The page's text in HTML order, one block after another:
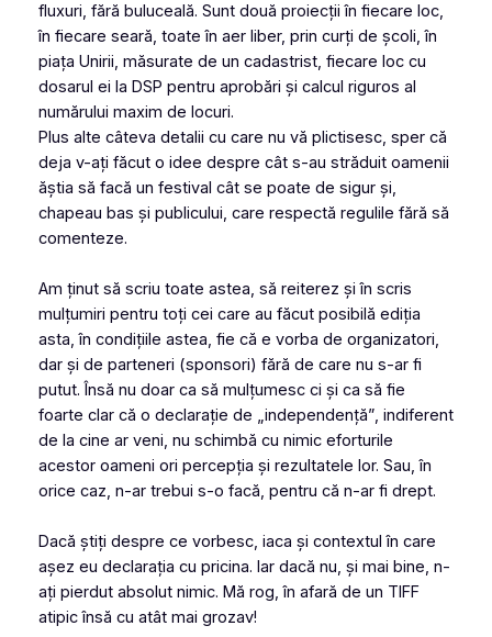
fluxuri, fără buluceală. Sunt două proiecții în fiecare loc,
în fiecare seară, toate în aer liber, prin curți de școli, în
piața Unirii, măsurate de un cadastrist, fiecare loc cu
dosarul ei la DSP pentru aprobări și calcul riguros al
numărului maxim de locuri.
Plus alte câteva detalii cu care nu vă plictisesc, sper că
deja v-ați făcut o idee despre cât s-au străduit oamenii
ăștia să facă un festival cât se poate de sigur și,
chapeau bas și publicului, care respectă regulile fără să
comenteze.
Am ținut să scriu toate astea, să reiterez și în scris
mulțumiri pentru toți cei care au făcut posibilă ediția
asta, în condițiile astea, fie că e vorba de organizatori,
dar și de parteneri (sponsori) fără de care nu s-ar fi
putut. Însă nu doar ca să mulțumesc ci și ca să fie
foarte clar că o declarație de „independență”, indiferent
de la cine ar veni, nu schimbă cu nimic eforturile
acestor oameni ori percepția și rezultatele lor. Sau, în
orice caz, n-ar trebui s-o facă, pentru că n-ar fi drept.
Dacă știți despre ce vorbesc, iaca și contextul în care
așez eu declarația cu pricina. Iar dacă nu, și mai bine, n-
ați pierdut absolut nimic. Mă rog, în afară de un TIFF
atipic însă cu atât mai grozav!